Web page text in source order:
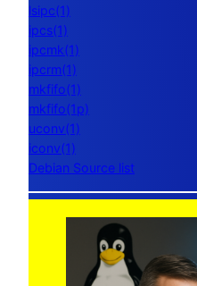
lsipc(1)
ipcs(1)
ipcmk(1)
ipcrm(1)
mkfifo(1)
mkfifo(1p)
uconv(1)
iconv(1)
Debian Source list